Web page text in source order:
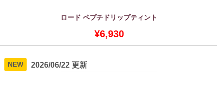
ロード ペプチドリップティント
¥6,930
NEW 2026/06/22 更新